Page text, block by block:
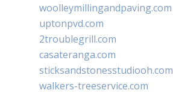
woolleymillingandpaving.com
uptonpvd.com
2troublegrill.com
casateranga.com
sticksandstonesstudiooh.com
walkers-treeservice.com